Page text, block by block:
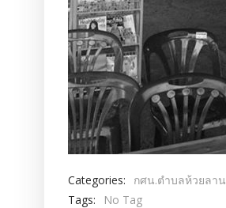
Categories: กศน.ตำบลห้วยลาน
Tags:
No Tag